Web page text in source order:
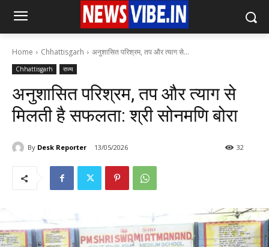
Home Chhattisgarh अनुशासित परिश्रम, तप और त्याग से...
Chhattisgarh राज्य
अनुशासित परिश्रम, तप और त्याग से
मिलती है सफलता: श्री सोनमणि बोरा
By Desk Reporter 13/05/2026 32